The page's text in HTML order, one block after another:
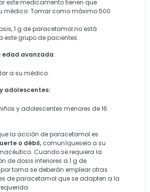
este medicamento tienen que
médico. Tomar como máximo 500
1 g de paracetamol no está
grupo de pacientes.
edad avanzada:
a su médico.
adolescentes:
y adolescentes menores de 16
la acción de paracetamol es
o débil, comuníqueselo a su
Cuando se requiera la
de dosis inferiores a 1 g de
toma se deberán emplear otras
de paracetamol que se adapten a la